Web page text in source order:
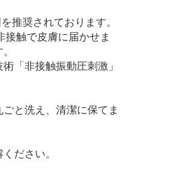
推奨されております。
触で皮膚に届かせま
「非接触振動圧刺激」
と洗え、清潔に保てま
ださい。